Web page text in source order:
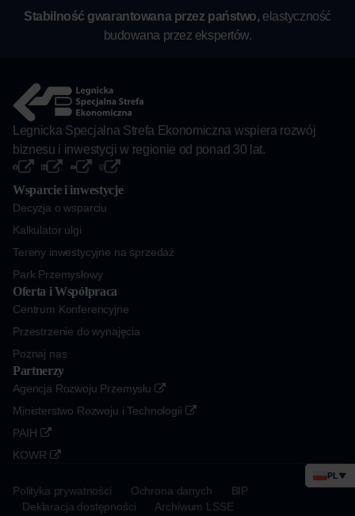
Stabilność gwarantowana przez państwo, elastyczność
budowana przez ekspertów.
Legnicka Specjalna Strefa Ekonomiczna wspiera rozwój
biznesu i inwestycji w regionie od ponad 30 lat.
Wsparcie i inwestycje
Decyzja o wsparciu
Kalkulator ulgi
Tereny inwestycyjne na sprzedaż
Park Przemysłowy
Oferta i Współpraca
Centrum Konferencyjne
Przestrzenie do wynajęcia
Poznaj nas
Partnerzy
Agencja Rozwoju Przemysłu
Ministerstwo Rozwoju i Technologii
PAIH
KOWR
Polityka prywatności Ochrona danych
BIP
Deklaracja dostępności
Archiwum LSSE
PL ▼